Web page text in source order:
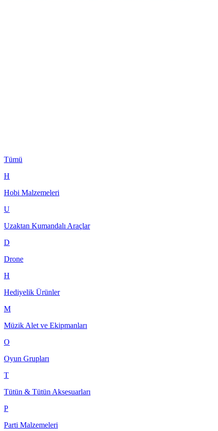
Tümü
H
Hobi Malzemeleri
U
Uzaktan Kumandalı Araçlar
D
Drone
H
Hediyelik Ürünler
M
Müzik Alet ve Ekipmanları
O
Oyun Grupları
T
Tütün & Tütün Aksesuarları
P
Parti Malzemeleri